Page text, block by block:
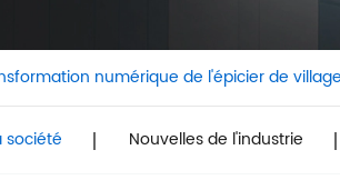
numérique de l'épicier de village
société Nouvelles de l'industrie